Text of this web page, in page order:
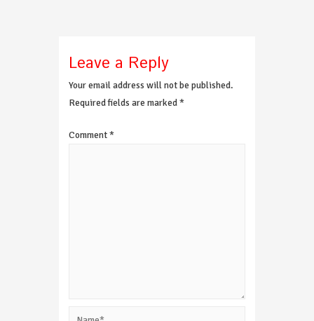
Leave a Reply
Your email address will not be published.
Required fields are marked*
Comment*
Name*